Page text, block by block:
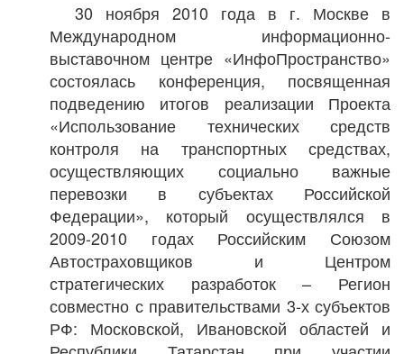
30 ноября 2010 года в г. Москве в
Международном информационно-
выставочном центре «ИнфоПространство»
состоялась конференция, посвященная
подведению итогов реализации Проекта
«Использование технических средств
контроля на транспортных средствах,
осуществляющих социально важные
перевозки в субъектах Российской
Федерации», который осуществлялся в
2009-2010 годах Российским Союзом
Автостраховщиков и Центром
стратегических разработок – Регион
совместно с правительствами 3-х субъектов
РФ: Московской, Ивановской областей и